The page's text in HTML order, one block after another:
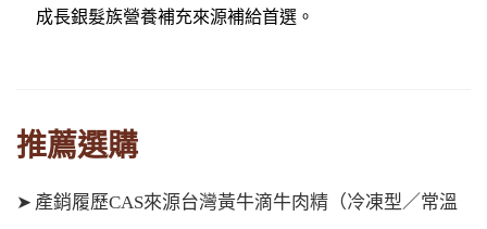
成長銀髮族營養補充來源補給首選。
推薦選購
➤ 產銷履歷CAS來源台灣黃牛滴牛肉精（冷凍型／常溫